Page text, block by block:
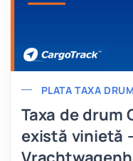
PLATA TAXA DRUM
Taxa de drum
există vinietă